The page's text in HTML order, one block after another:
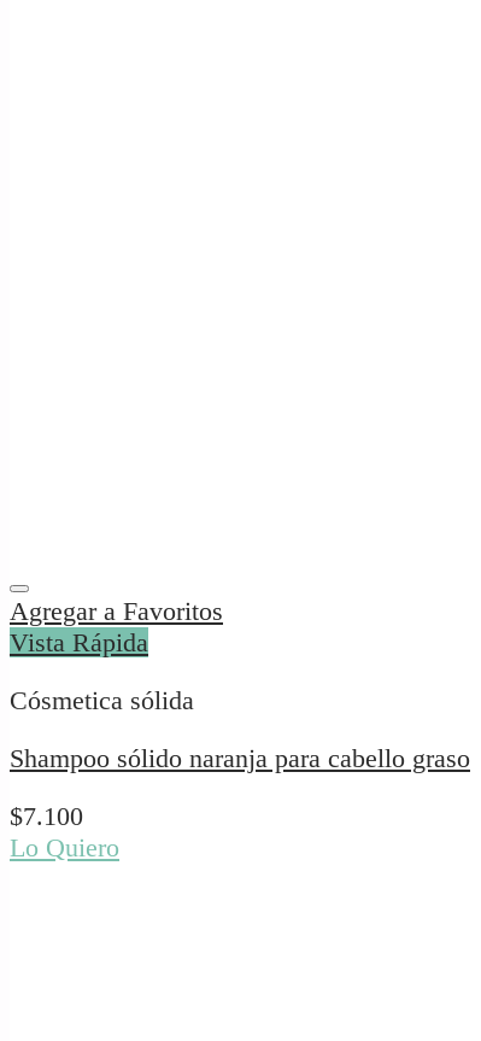
Agregar a Favoritos
Vista Rápida
Cósmetica sólida
Shampoo sólido naranja para cabello graso
$7.100
Lo Quiero